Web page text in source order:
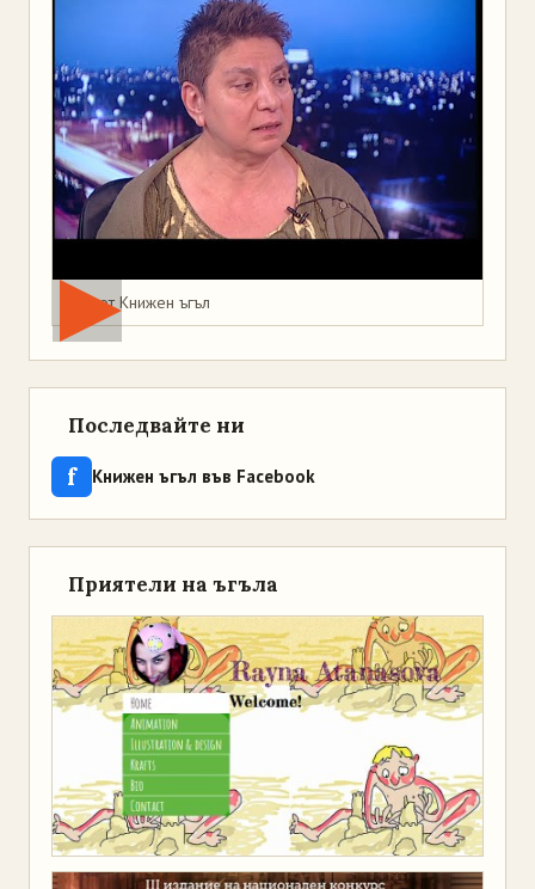
Мая от Книжен ъгъл
Последвайте ни
f Книжен ъгъл във Facebook
Приятели на ъгъла